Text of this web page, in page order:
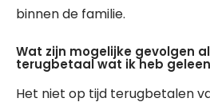
binnen de familie.
Wat zijn mogelijke gevolgen
terugbetaal wat ik heb
Het niet op tijd terugbetalen